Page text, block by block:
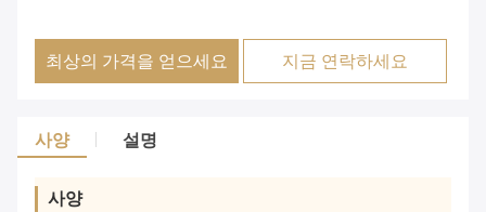
최상의 가격을 얻으세요 지금 연락하세요
사양 설명
사양